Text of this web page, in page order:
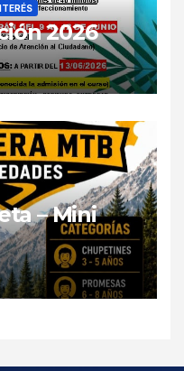
2026
– Mini